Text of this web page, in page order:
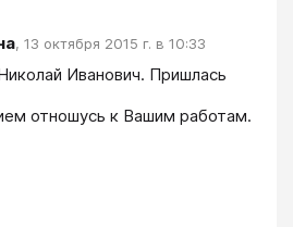
, 13 октября 2015 г. в 10:33
Иванович. Пришлась
отношусь к Вашим работам.